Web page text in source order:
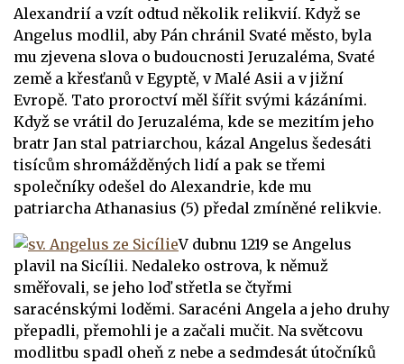
Alexandrií a vzít odtud několik relikvií. Když se
Angelus modlil, aby Pán chránil Svaté město, byla
mu zjevena slova o budoucnosti Jeruzaléma, Svaté
země a křesťanů v Egyptě, v Malé Asii a v jižní
Evropě. Tato proroctví měl šířit svými kázáními.
Když se vrátil do Jeruzaléma, kde se mezitím jeho
bratr Jan stal patriarchou, kázal Angelus šedesáti
tisícům shromážděných lidí a pak se třemi
společníky odešel do Alexandrie, kde mu
patriarcha Athanasius (5) předal zmíněné relikvie.
V dubnu 1219 se Angelus
plavil na Sicílii. Nedaleko ostrova, k němuž
směřovali, se jeho loď střetla se čtyřmi
saracénskými loděmi. Saracéni Angela a jeho druhy
přepadli, přemohli je a začali mučit. Na světcovu
modlitbu spadl oheň z nebe a sedmdesát útočníků